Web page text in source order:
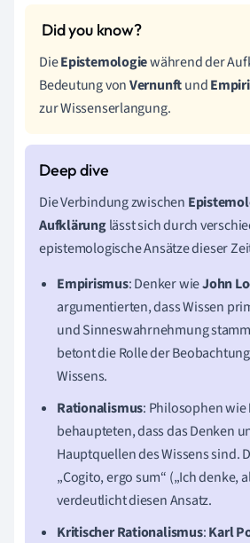
DieEpistemologiewährend der
Bedeutung vonVernunftund
zur Wissenserlangung.
Die Verbindung zwischen
Aufklärunglässt sich durch
epistemologische Ansätze dieser
Empirismus: Denker wieJohn
argumentierten, dass Wissen
und Sinneswahrnehmung
betont die Rolle der
Wissens.
Rationalismus: Philosophen wie
behaupteten, dass das Denken
Hauptquellen des Wissens sind.
„Cogito, ergo sum“ („Ich denke,
verdeutlicht diesen Ansatz.
Kritischer Rationalismus:Karl